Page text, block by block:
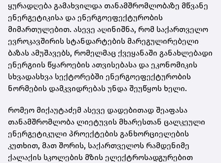
ყურადღება გამახვილდა თანამშრომლობაზე მწვანე
ენერგეტიკისა და ენერგოეფექტურობის
მიმართულებით. ასევე აღინიშნა, რომ საქართველო
ევროკავშირის სტანდარტების მარეგულირებელი
ბაზას ამუშავებს, რომელმაც ქვეყანაში განახლებადი
ენერგიის წყაროების ათვისებასა და ეკონომიკის
სხვადასხვა სექტორებში ენერგოეფექტურობის
ნორმების დამკვიდრებას უნდა შეუწყოს ხელი.
რომეო მიქაუტაძემ ასევე დადებითად შეაფასა
თანამშრომლობა ლიეტუვის მხარესთან ცალკეული
ენერგეტიკული პროექტების განხორციელების
კუთხით, მათ შორის, საქართველოს რამდენიმე
ქალაქის სკოლების მზის ელექტროსადგურებით